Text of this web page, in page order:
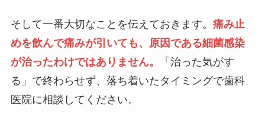
そして一番大切なことを伝えておきます。 痛み止
めを飲んで痛みが引いても、原因である細菌感染
が治ったわけではありません。
「治った気がす
る」で終わらせず、落ち着いたタイミングで歯科
医院に相談してください。